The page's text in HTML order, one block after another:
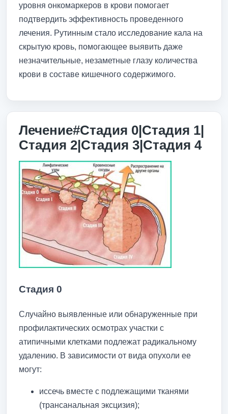
уровня онкомаркеров в крови помогает
подтвердить эффективность проведенного
лечения. Рутинным стало исследование кала на
скрытую кровь, помогающее выявить даже
незначительные, незаметные глазу количества
крови в составе кишечного содержимого.
Лечение#Стадия 0|Стадия 1|
Стадия 2|Стадия 3|Стадия 4
Стадия 0
Случайно выявленные или обнаруженные при
профилактических осмотрах участки с
атипичными клетками подлежат радикальному
удалению. В зависимости от вида опухоли ее
могут:
иссечь вместе с подлежащими тканями
(трансанальная эксцизия);